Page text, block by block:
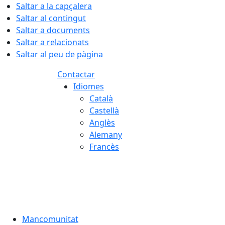
Saltar a la capçalera
Saltar al contingut
Saltar a documents
Saltar a relacionats
Saltar al peu de pàgina
Contactar
Idiomes
Català
Castellà
Anglès
Alemany
Francès
Mancomunitat